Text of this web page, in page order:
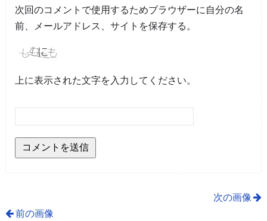
次回のコメントで使用するためブラウザーに自分の名
前、メールアドレス、サイトを保存する。
上に表示された文字を入力してください。
次の画像
前の画像